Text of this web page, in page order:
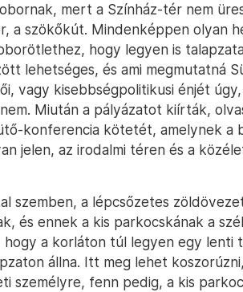
mert a Színház-tér nem
a szökőkút. Mindenképpen olyan
hogy legyen is
lehetséges, és ami megmutatná
vagy kisebbségpolitikusi énjét
nem. Miután a pályázatot kiírták,
konferencia kötetét, amelynek a
jelen, az irodalmi téren és a
szemben, a lépcsőzetes
és ennek a kis parkocskának a
a korláton túl legyen egy lenti
állna. Itt meg lehet
személyre, fenn pedig, a kis